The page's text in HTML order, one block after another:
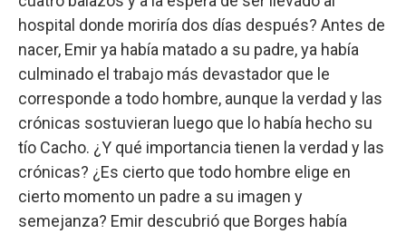
hospital donde moriría dos días después? Antes de
nacer, Emir ya había matado a su padre, ya había
culminado el trabajo más devastador que le
corresponde a todo hombre, aunque la verdad y las
crónicas sostuvieran luego que lo había hecho su
tío Cacho. ¿Y qué importancia tienen la verdad y las
crónicas? ¿Es cierto que todo hombre elige en
cierto momento un padre a su imagen y
semejanza? Emir descubrió que Borges había